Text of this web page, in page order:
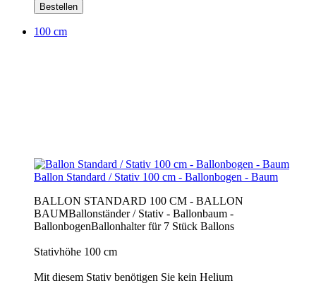
Bestellen
100 cm
Ballon Standard / Stativ 100 cm - Ballonbogen - Baum
BALLON STANDARD 100 CM - BALLON
BAUMBallonständer / Stativ - Ballonbaum -
BallonbogenBallonhalter für 7 Stück Ballons
Stativhöhe 100 cm
Mit diesem Stativ benötigen Sie kein Helium